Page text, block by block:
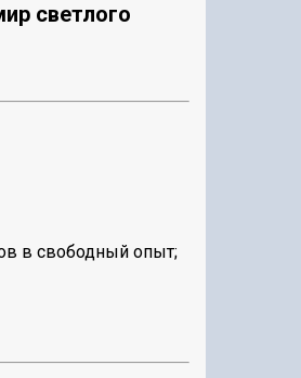
светлого
в свободный опыт;